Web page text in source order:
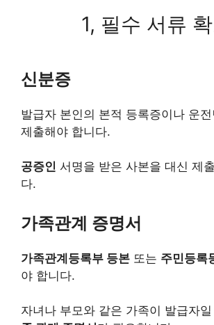
1, 필수 서류
신분증
발급자 본인의 본적 등록증이나 운
제출해야 합니다.
공증인 서명을 받은 사본을 대신 제
다.
가족관계 증명서
가족관계등록부 등본 또는 주민등록
야 합니다.
자녀나 부모와 같은 가족이 발급자